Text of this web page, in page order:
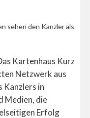
sehen den Kanzler als
Kartenhaus Kurz
Netzwerk aus
Kanzlers in
Medien, die
Erfolg